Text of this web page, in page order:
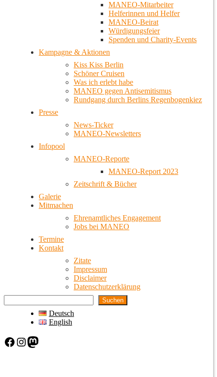
MANEO-Mitarbeiter
Helferinnen und Helfer
MANEO-Beirat
Würdigungsfeier
Spenden und Charity-Events
Kampagne & Aktionen
Kiss Kiss Berlin
Schöner Cruisen
Was ich erlebt habe
MANEO gegen Antisemitismus
Rundgang durch Berlins Regenbogenkiez
Presse
News-Ticker
MANEO-Newsletters
Infopool
MANEO-Reporte
MANEO-Report 2023
Zeitschrift & Bücher
Galerie
Mitmachen
Ehrenamtliches Engagement
Jobs bei MANEO
Termine
Kontakt
Zitate
Impressum
Disclaimer
Datenschutzerklärung
Suchen
Deutsch
English
Facebook Instagram Mastodon